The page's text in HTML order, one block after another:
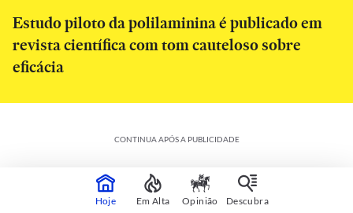
Estudo piloto da polilaminina é publicado em
revista científica com tom cauteloso sobre
eficácia
CONTINUA APÓS A PUBLICIDADE
Hoje Em Alta Opinião Descubra